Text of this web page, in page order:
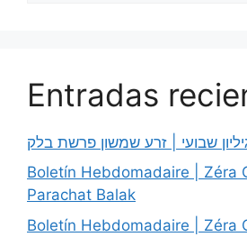
Entradas
שבועי | זרע שמשון פרשת בלק
Boletín Hebdomadaire | Zéra
Parachat Balak
Boletín Hebdomadaire | Zéra